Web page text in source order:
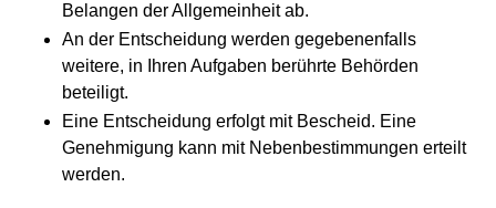
Belangen der Allgemeinheit ab.
An der Entscheidung werden gegebenenfalls
weitere, in Ihren Aufgaben berührte Behörden
beteiligt.
Eine Entscheidung erfolgt mit Bescheid. Eine
Genehmigung kann mit Nebenbestimmungen erteilt
werden.